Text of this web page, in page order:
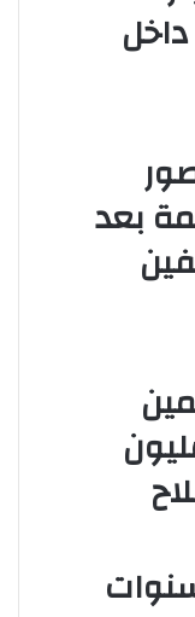
بعد
متهمين
غسل 130 مليون
المشدد 3 سنوات